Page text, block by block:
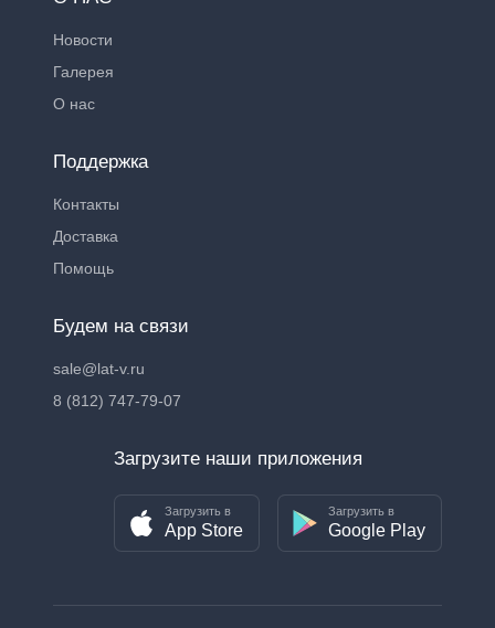
Новости
Галерея
О нас
Поддержка
Контакты
Доставка
Помощь
Будем на связи
sale@lat-v.ru
8 (812) 747-79-07
Загрузите наши приложения
Загрузить в
App Store
Загрузить в
Google Play